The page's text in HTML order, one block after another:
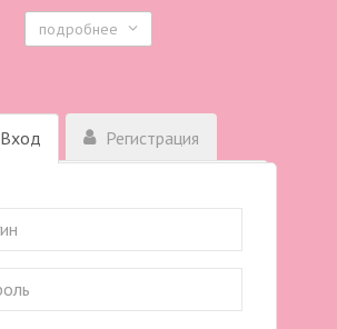
подробнее
Вход Регистрация